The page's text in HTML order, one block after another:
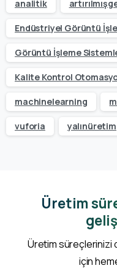
analitik
Endüstriyel Görüntü
Görüntü İşleme
Kalite Kontrol
machinelearning
vuforia yalınüretim
Üretim
Üretim süreçlerinizi
için